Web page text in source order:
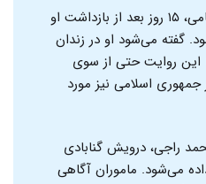
خبر مرگ کاووس سیدامامی، ۱۵ روز بعد از بازداشت او
گفته می‌شود او در زندان
روایت حتی از سوی
اسلامی نیز مورد
راجی، درویش گنابادی
می‌شود. ماموران آگاهی